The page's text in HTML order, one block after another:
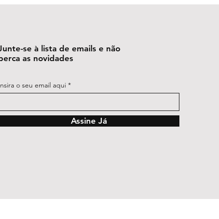
se à lista de emails e não
as novidades
o seu email aqui
Assine Já